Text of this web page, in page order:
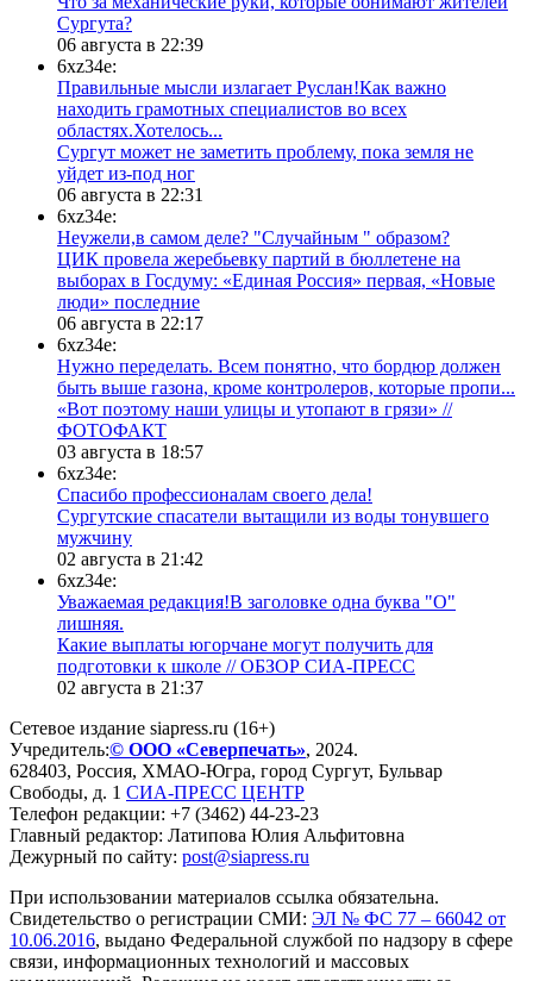
Сургута?
06 августа в 22:39
6xz34e:
Правильные мысли излагает Руслан!Как важно
находить грамотных специалистов во всех
областях.Хотелось...
Сургут может не заметить проблему, пока земля не
уйдет из-под ног
06 августа в 22:31
6xz34e:
Неужели,в самом деле? "Случайным " образом?
ЦИК провела жеребьевку партий в бюллетене на
выборах в Госдуму: «Единая Россия» первая, «Новые
люди» последние
06 августа в 22:17
6xz34e:
Нужно переделать. Всем понятно, что бордюр должен
быть выше газона, кроме контролеров, которые пропи...
«Вот поэтому наши улицы и утопают в грязи» //
ФОТОФАКТ
03 августа в 18:57
6xz34e:
Спасибо профессионалам своего дела!
Сургутские спасатели вытащили из воды тонувшего
мужчину
02 августа в 21:42
6xz34e:
Уважаемая редакция!В заголовке одна буква "О"
лишняя.
Какие выплаты югорчане могут получить для
подготовки к школе // ОБЗОР СИА-ПРЕСС
02 августа в 21:37
Сетевое издание siapress.ru (16+)
Учредитель:© ООО «Северпечать», 2024.
628403, Россия, ХМАО-Югра, город Сургут, Бульвар
Свободы, д. 1 СИА-ПРЕСС ЦЕНТР
Телефон редакции: +7 (3462) 44-23-23
Главный редактор: Латипова Юлия Альфитовна
Дежурный по сайту: post@siapress.ru
При использовании материалов ссылка обязательна.
Свидетельство о регистрации СМИ: ЭЛ № ФС 77 – 66042 от
10.06.2016, выдано Федеральной службой по надзору в сфере
связи, информационных технологий и массовых